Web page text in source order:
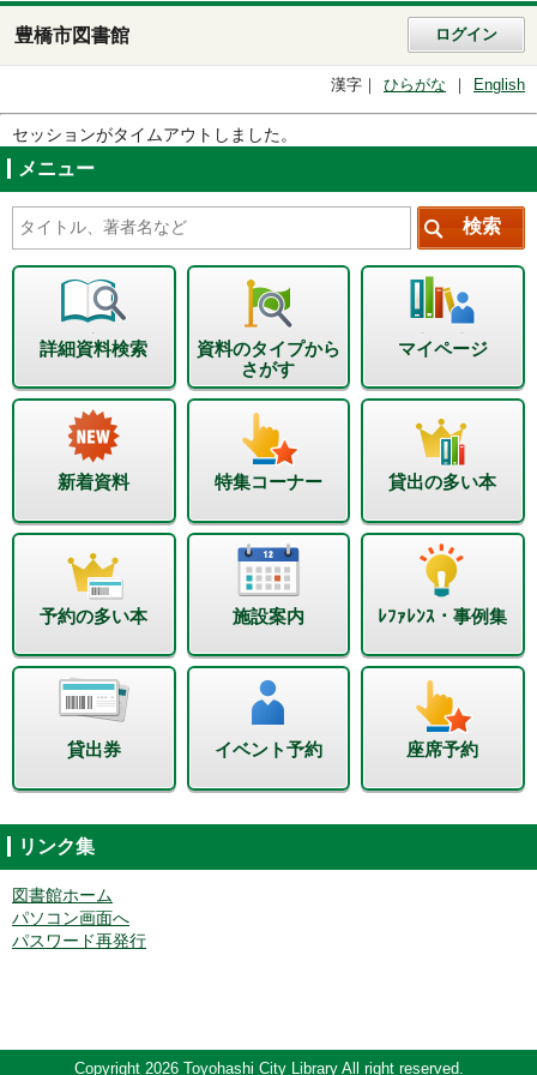
豊橋市図書館 ログイン
漢字 ひらがな English
セッションがタイムアウトしました。
メニュー
詳細資料検索
資料のタイプから
さがす
マイページ
新着資料 特集コーナー 貸出の多い本
予約の多い本 施設案内 ﾚﾌｧﾚﾝｽ・事例集
貸出券 イベント予約 座席予約
リンク集
図書館ホーム
パソコン画面へ
パスワード再発行
Copyright 2026 Toyohashi City Library All right reserved.